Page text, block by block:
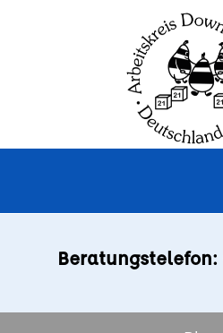
Beratungstelefon: